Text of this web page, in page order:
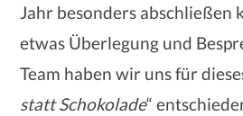
Jahr besonders abschließen
etwas Überlegung und
Team haben wir uns für
statt Schokolade“